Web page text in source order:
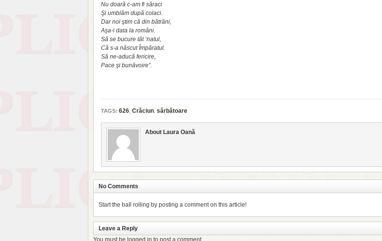
Nu doară c-am fi săraci
Şi umblăm după colaci.
Dar noi ştim că din bătrâni,
Aşa-i data la români.
Să se bucure tăt ‘natul,
Că s-a născut Împăratul.
Să ne-aducă fericire,
Pace şi bunăvoire”.
TAGS: 626 Crăciun sărbătoare
About Laura Oană
No Comments
Start the ball rolling by posting a comment on this article!
Leave a Reply
You must be logged in to post a comment.